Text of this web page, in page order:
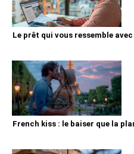
Le prêt qui vous ressemble
French kiss : le baiser que la